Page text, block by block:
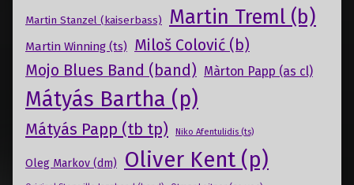
Martin Stanzel (kaiserbass) Martin Treml (b)
Martin Winning (ts) Miloš Colović (b)
Mojo Blues Band (band) Màrton Papp (as cl)
Mátyás Bartha (p)
Mátyás Papp (tb tp) Niko Afentulidis (ts)
Oleg Markov (dm) Oliver Kent (p)